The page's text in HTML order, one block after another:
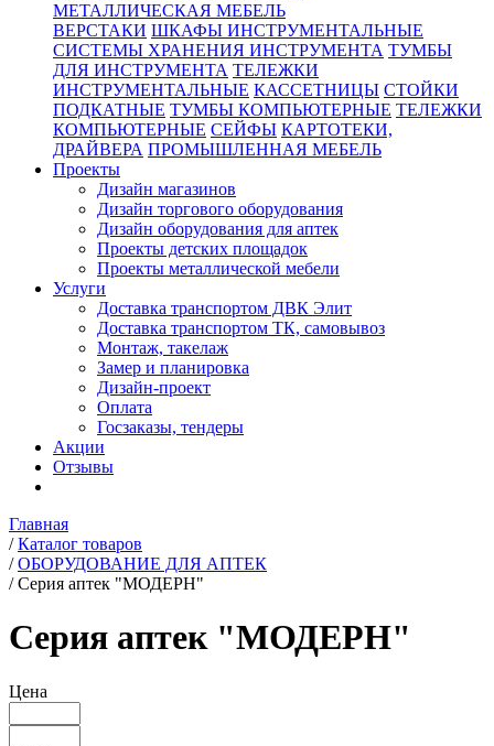
МЕТАЛЛИЧЕСКАЯ МЕБЕЛЬ
ВЕРСТАКИ ШКАФЫ ИНСТРУМЕНТАЛЬНЫЕ
СИСТЕМЫ ХРАНЕНИЯ ИНСТРУМЕНТА ТУМБЫ
ДЛЯ ИНСТРУМЕНТА ТЕЛЕЖКИ
ИНСТРУМЕНТАЛЬНЫЕ КАССЕТНИЦЫ СТОЙКИ
ПОДКАТНЫЕ ТУМБЫ КОМПЬЮТЕРНЫЕ ТЕЛЕЖКИ
КОМПЬЮТЕРНЫЕ СЕЙФЫ КАРТОТЕКИ,
ДРАЙВЕРА ПРОМЫШЛЕННАЯ МЕБЕЛЬ
Проекты
Дизайн магазинов
Дизайн торгового оборудования
Дизайн оборудования для аптек
Проекты детских площадок
Проекты металлической мебели
Услуги
Доставка транспортом ДВК Элит
Доставка транспортом ТК, самовывоз
Монтаж, такелаж
Замер и планировка
Дизайн-проект
Оплата
Госзаказы, тендеры
Акции
Отзывы
Главная
/ Каталог товаров
/ ОБОРУДОВАНИЕ ДЛЯ АПТЕК
/ Серия аптек "МОДЕРН"
Серия аптек "МОДЕРН"
Цена